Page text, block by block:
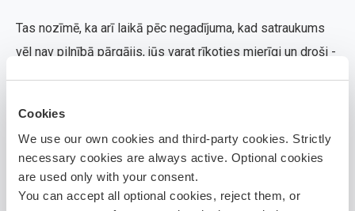
Cookies
We use our own cookies and third-party cookies. Strictly
necessary cookies are always active. Optional cookies
are used only with your consent.
You can accept all optional cookies, reject them, or
Tas nozīmē, ka arī laikā pēc negadījuma, kad satraukums
vēl nav pilnībā pārgājis, jūs varat rīkoties mierīgi un droši -
Kā pieteikt OCTA atlīdzību, ja
esi izraisījis avāriju
Janoticis ceļa satiksmes negadījumsun pats to esat